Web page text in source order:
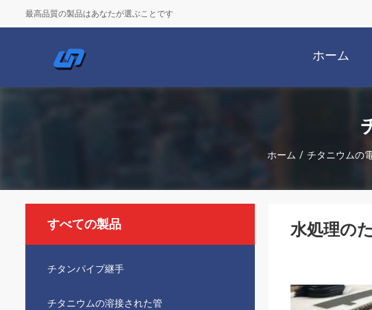
最高品質の製品はあなたが選ぶことです
ホーム
ホーム / チタニウムの
すべての製品
チタンパイプ継手
チタニウムの溶接された管
水処理の